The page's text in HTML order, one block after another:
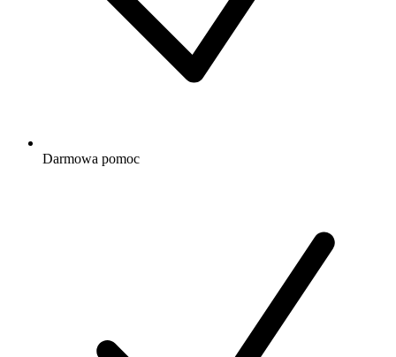
Darmowa pomoc